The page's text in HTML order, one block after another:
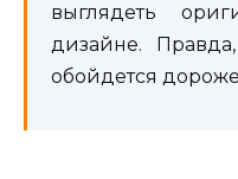
выглядеть
дизайне.
обойдется